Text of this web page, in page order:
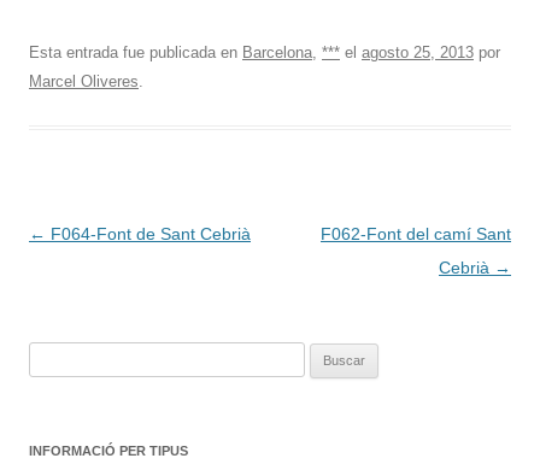
Esta entrada fue publicada en Barcelona, *** el agosto 25, 2013 por
Marcel Oliveres.
Navegación
← F064-Font de Sant Cebrià
F062-Font del camí Sant
Cebrià →
INFORMACIÓ PER TIPUS